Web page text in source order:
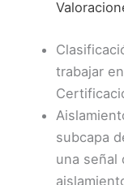
trabajar
subcapa
una señal